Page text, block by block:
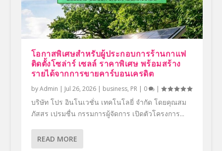
โอกาสพิเศษสำหรับผู้ประกอบการร้านกาแฟ
ติดตั้งโซล่าร์ เซลล์ ราคาพิเศษ พร้อมสร้าง
รายได้จากการขายคาร์บอนเครดิต
byAdmin | Jul 26, 2026| business, PR| 0 |
บริษัท โปร อินโนเวชั่น เทคโนโลยี่ จำกัด โดยคุณสม
ภัสสร เปรมชื่น กรรมการผู้จัดการ เปิดตัวโครงการ...
READ MORE